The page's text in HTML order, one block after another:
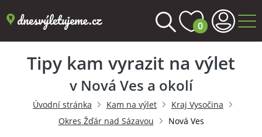
0
Tipy kam vyrazit na výlet
v Nová Ves a okolí
Úvodní stránka Kam na výlet
Kraj Vysočina
Okres Žďár nad Sázavou
Nová Ves